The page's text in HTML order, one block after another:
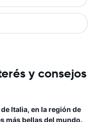
y consejos
Italia, en la región de
más bellas del mundo.